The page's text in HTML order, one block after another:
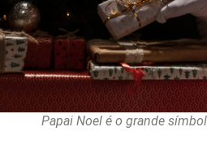
Papai Noel é o grande